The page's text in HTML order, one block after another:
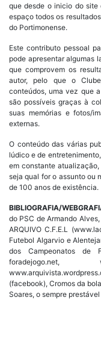
que desde o inicio do
espaço todos os
do Portimonense.
Este contributo pessoal
pode apresentar algumas
que comprovem os
autor, pelo que o
conteúdos, uma vez que
são possíveis graças à
suas memórias e fotos/
externas.
O conteúdo das várias
lúdico e de
em constante
seja qual for o assunto ou
de 100 anos de existência.
BIBLIOGRAFIA/
do PSC de Armando
ARQUIVO C.F.E.L
Futebol Algarvio e
dos Campeonatos de
foradejogo.net,
(facebook), Cromos da
Soares, o sempre